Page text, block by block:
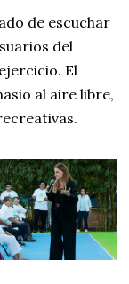
de escuchar
del
El
al aire libre,